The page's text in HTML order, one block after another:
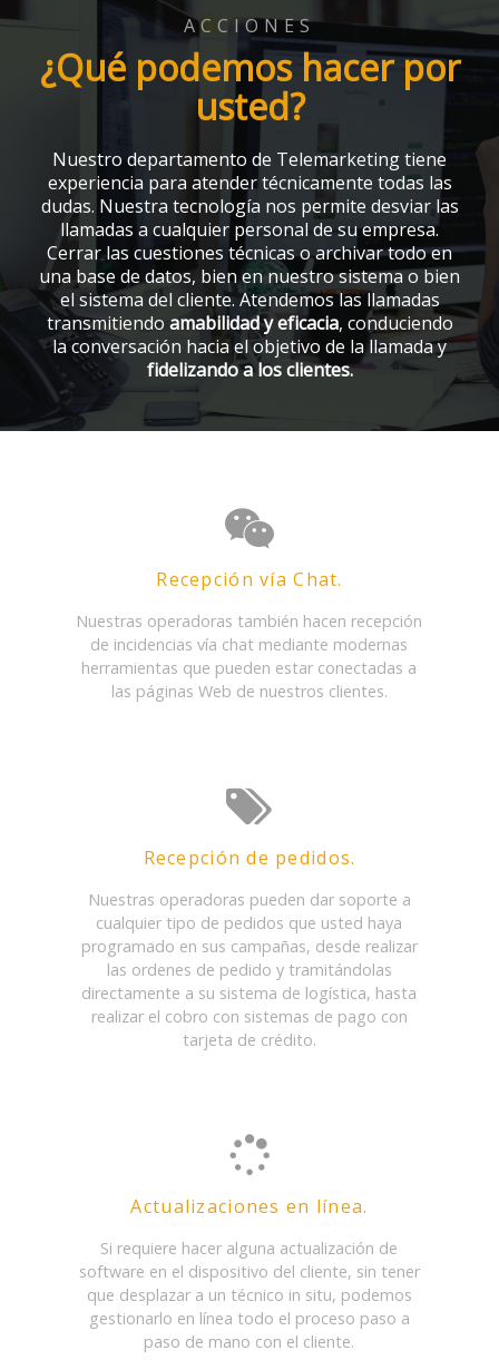
ACCIONES
¿Qué podemos hacer por
usted?
Nuestro departamento de Telemarketing tiene
experiencia para atender técnicamente todas las
dudas. Nuestra tecnología nos permite desviar las
llamadas a cualquier personal de su empresa.
Cerrar las cuestiones técnicas o archivar todo en
una base de datos, bien en nuestro sistema o bien
el sistema del cliente. Atendemos las llamadas
transmitiendoamabilidad y eficacia, conduciendo
la conversación hacia el objetivo de la llamada y
fidelizando a los clientes.
Recepción vía Chat.
Nuestras operadoras también hacen recepción
de incidencias vía chat mediante modernas
herramientas que pueden estar conectadas a
las páginas Web de nuestros clientes.
Recepción de pedidos.
Nuestras operadoras pueden dar soporte a
cualquier tipo de pedidos que usted haya
programado en sus campañas, desde realizar
las ordenes de pedido y tramitándolas
directamente a su sistema de logística, hasta
realizar el cobro con sistemas de pago con
tarjeta de crédito.
Actualizaciones en línea.
Si requiere hacer alguna actualización de
software en el dispositivo del cliente, sin tener
que desplazar a un técnico in situ, podemos
gestionarlo en línea todo el proceso paso a
paso de mano con el cliente.